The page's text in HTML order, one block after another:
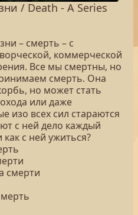
/ Death - A Series
– смерть – с
коммерческой
Все мы смертны, но
смерть. Она
но может стать
или даже
изо всех сил стараются
с ней дело каждый
с ней ужиться?
смерти